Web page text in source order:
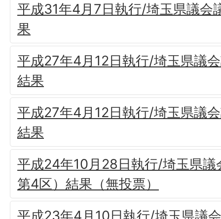
平成31年4月7日執行/埼玉県議会
果
平成27年4月12日執行/埼玉県議
結果
平成27年4月12日執行/埼玉県議
結果
平成24年10月28日執行/埼玉県議
第4区）結果（無投票）
平成23年4月10日執行/埼玉県議